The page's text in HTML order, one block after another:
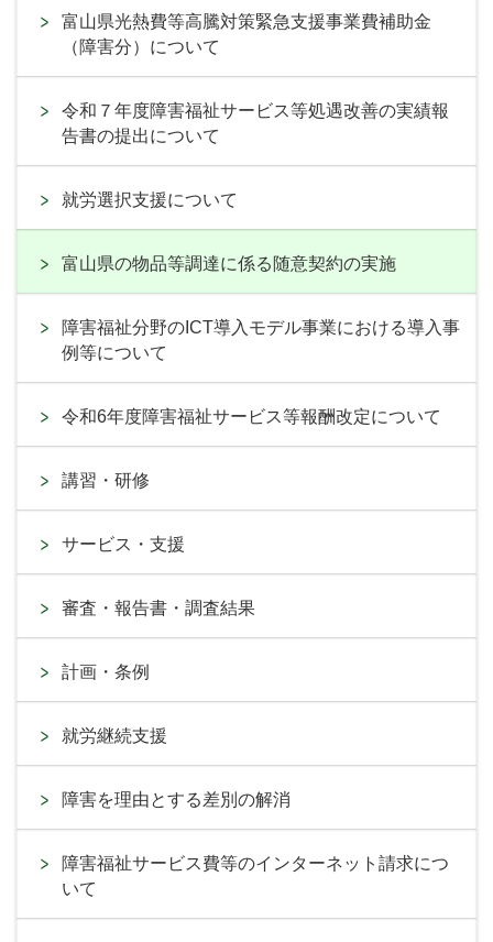
富山県光熱費等高騰対策緊急支援事業費補助金
（障害分）について
令和７年度障害福祉サービス等処遇改善の実績報
告書の提出について
就労選択支援について
富山県の物品等調達に係る随意契約の実施
障害福祉分野のICT導入モデル事業における導入事
例等について
令和6年度障害福祉サービス等報酬改定について
講習・研修
サービス・支援
審査・報告書・調査結果
計画・条例
就労継続支援
障害を理由とする差別の解消
障害福祉サービス費等のインターネット請求につ
いて